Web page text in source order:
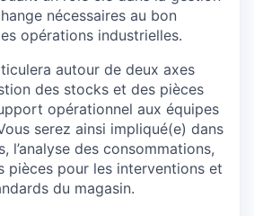
nécessaires au bon
opérations industrielles.
autour de deux axes
des stocks et des pièces
opérationnel aux équipes
serez ainsi impliqué(e) dans
l’analyse des consommations,
pièces pour les interventions et
du magasin.